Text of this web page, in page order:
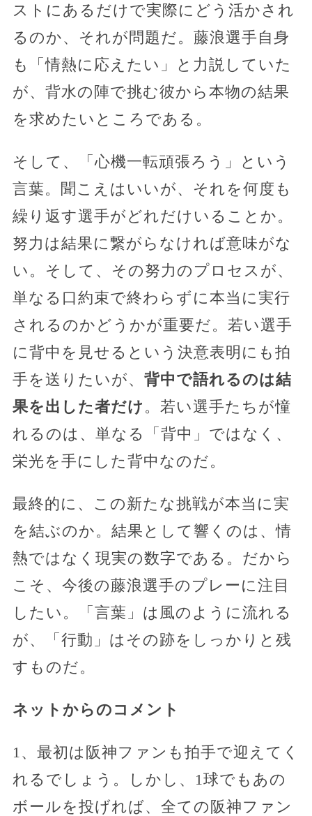
ストにあるだけで実際にどう活かされ
るのか、それが問題だ。藤浪選手自身
も「情熱に応えたい」と力説していた
が、背水の陣で挑む彼から本物の結果
を求めたいところである。
そして、「心機一転頑張ろう」という
言葉。聞こえはいいが、それを何度も
繰り返す選手がどれだけいることか。
努力は結果に繋がらなければ意味がな
い。そして、その努力のプロセスが、
単なる口約束で終わらずに本当に実行
されるのかどうかが重要だ。若い選手
に背中を見せるという決意表明にも拍
手を送りたいが、 背中で語れるのは結
果を出した者だけ 。若い選手たちが憧
れるのは、単なる「背中」ではなく、
栄光を手にした背中なのだ。
最終的に、この新たな挑戦が本当に実
を結ぶのか。結果として響くのは、情
熱ではなく現実の数字である。だから
こそ、今後の藤浪選手のプレーに注目
したい。「言葉」は風のように流れる
が、「行動」はその跡をしっかりと残
すものだ。
ネットからのコメント
1、最初は阪神ファンも拍手で迎えてく
れるでしょう。しかし、1球でもあの
ボールを投げれば、全ての阪神ファン